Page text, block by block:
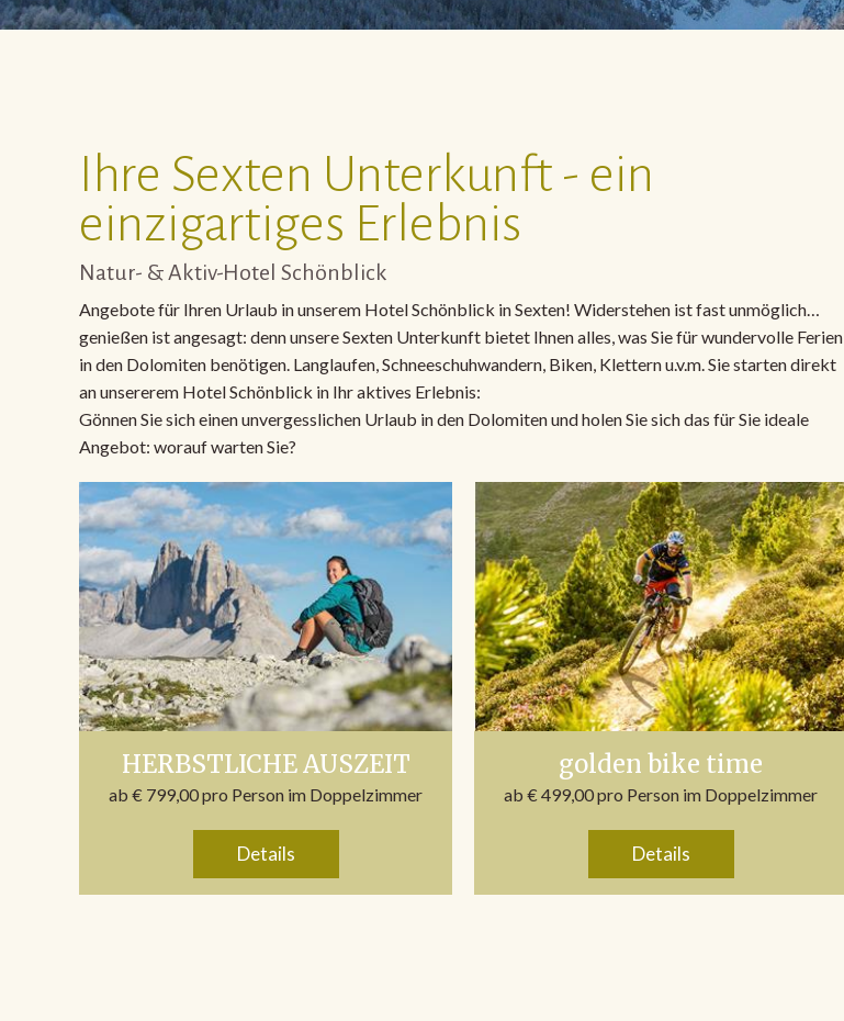
Ihre Sexten Unterkunft - ein
einzigartiges Erlebnis
Natur- & Aktiv-Hotel Schönblick
Angebote für Ihren Urlaub in unserem Hotel Schönblick in Sexten! Widerstehen ist fast unmöglich…
genießen ist angesagt: denn unsere Sexten Unterkunft bietet Ihnen alles, was Sie für wundervolle Ferien
in den Dolomiten benötigen. Langlaufen, Schneeschuhwandern, Biken, Klettern u.v.m. Sie starten direkt
an unsererem Hotel Schönblick in Ihr aktives Erlebnis:
Gönnen Sie sich einen unvergesslichen Urlaub in den Dolomiten und holen Sie sich das für Sie ideale
Angebot: worauf warten Sie?
HERBSTLICHE AUSZEIT
ab € 799,00 pro Person im Doppelzimmer
Details
golden bike time
ab € 499,00 pro Person im Doppelzimmer
Details